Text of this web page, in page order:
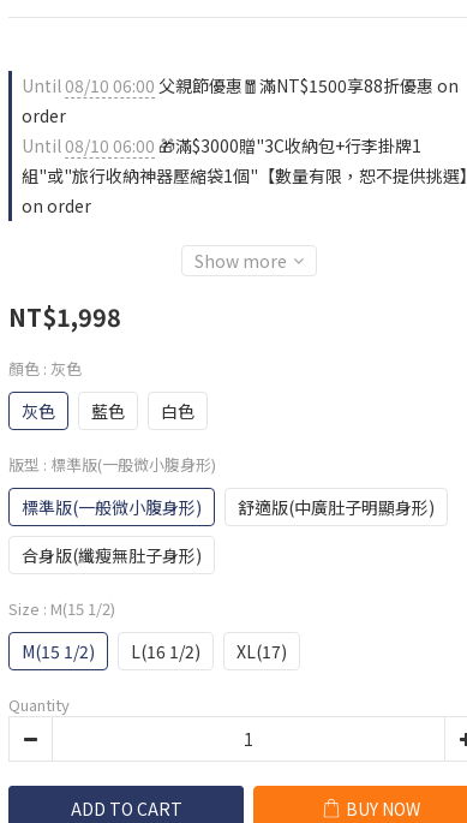
Until08/10 06:00 父親節優惠🧧滿NT$1500享88折優惠 on
order
Until08/10 06:00 🎁滿$3000贈"3C收納包+行李掛牌1
組"或"旅行收納神器壓縮袋1個"【數量有限，恕不提供挑選】
on order
Show more
NT$1,998
顏色 : 灰色
灰色 藍色 白色
版型 : 標準版(一般微小腹身形)
標準版(一般微小腹身形)
舒適版(中廣肚子明顯身形)
合身版(纖瘦無肚子身形)
Size : M(15 1/2)
M(15 1/2) L(16 1/2) XL(17)
Quantity
ADD TO CART BUY NOW